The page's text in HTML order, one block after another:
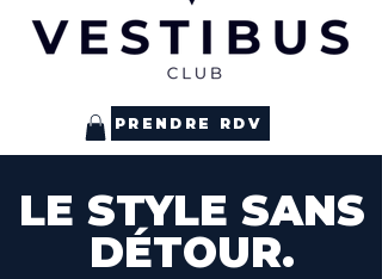
PRENDRE RDV
LE STYLE SANS
DÉTOUR.